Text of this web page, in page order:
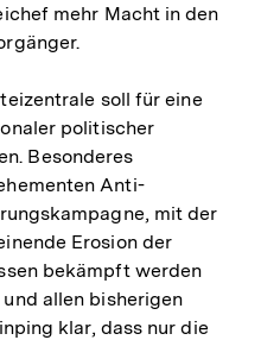
mehr Macht in den
soll für eine
politischer
Besonderes
Anti-
mit der
Erosion der
bekämpft werden
allen bisherigen
klar, dass nur die